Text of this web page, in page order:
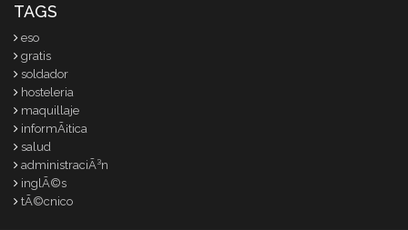
TAGS
eso
gratis
soldador
hosteleria
maquillaje
informÃ¡tica
salud
administraciÃ³n
inglÃ©s
tÃ©cnico